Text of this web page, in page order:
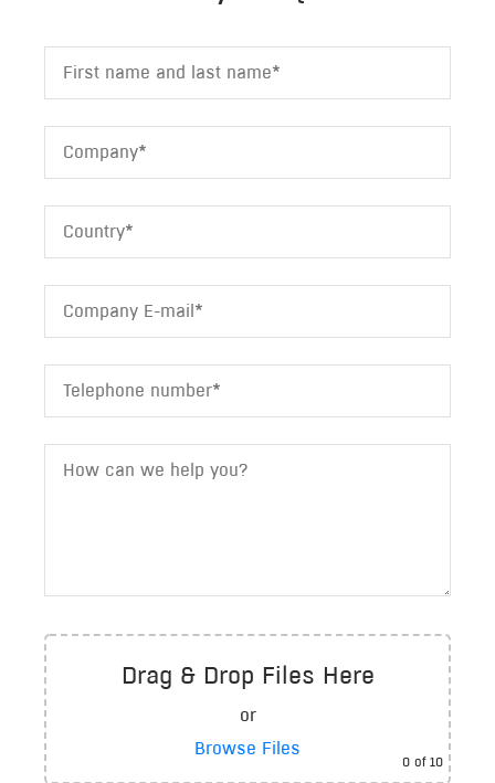
Drag & Drop Files Here
or
Browse Files
0 of 10